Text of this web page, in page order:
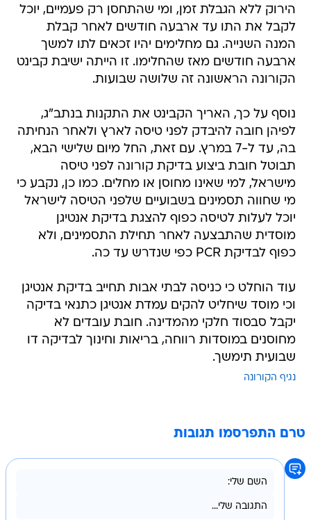
הירוק ללא הגבלת זמן, ומי שהתחסן רק פעמיים, יוכל
לקבל את התו עד ארבעה חודשים לאחר קבלת
המנה השנייה. גם מחלימים יהיו זכאים לתו למשך
ארבעה חודשים מאז שהחלימו. זו הייתה ישיבת קבינט
הקורונה הראשונה זה שלושה שבועות.
נוסף על כך, האריך הקבינט את התקנות בנתב"ג,
לפיהן חובה להיבדק לפני טיסה לארץ ולאחר הנחיתה
בה, עד ל-7 במרץ. עם זאת, החל מיום שלישי הבא,
תבוטל חובת ביצוע בדיקת קורונה לפני טיסה
מישראל, למי שאינו מחוסן או מחלים. כמו כן, נקבע כי
מי שחווה תסמינים בשבועיים שלפני הטיסה לישראל
יוכל לעלות לטיסה כפוף להצגת בדיקת אנטיגן
מוסדית שהתבצעה לאחר תחילת התסמינים, ולא
כפוף לבדיקת PCR כפי שנדרש עד כה.
עוד הוחלט כי כניסה לבתי אבות תחייב בדיקת אנטיגן
וכי מוסד שיחליט להקים עמדת אנטיגן כתנאי בדיקה
יקבל סבסוד חלקי מהמדינה. חובת עובדים לא
מחוסנים במוסדות רווחה, בריאות וחינוך לבדיקה דו
שבועית תימשך.
נגיף הקורונה
טרם התפרסמו תגובות